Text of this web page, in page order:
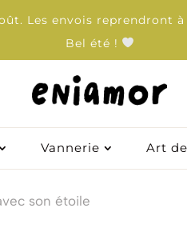
Les envois
Bel été !
Vannerie Art
Vannerie Art
son étoile